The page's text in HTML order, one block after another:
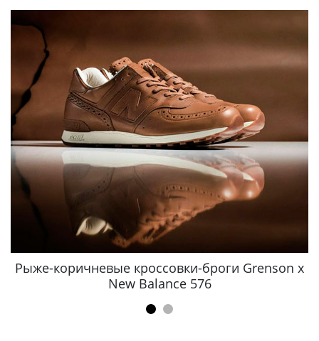
Рыже-коричневые кроссовки-броги Grenson x
New Balance 576